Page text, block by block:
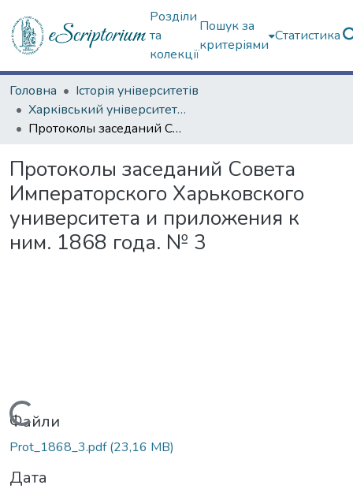
Розділи
та
колекції
Пошук за
критеріями
Статистика
Головна
Історія університетів
Харківський університет (до 217-річчя)
Протоколы заседаний Совета Императорского Харьковского университета и приложения к ним. 1868 года. № 3
Протоколы заседаний Совета
Императорского Харьковского
университета и приложения к
ним. 1868 года. № 3
Вантажиться...
Файли
Prot_1868_3.pdf(23,16 MB)
Дата